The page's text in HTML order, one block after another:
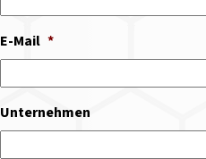
E-Mail *
Unternehmen